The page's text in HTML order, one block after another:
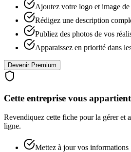
Ajoutez votre logo et image
Rédigez une description
Publiez des photos de vos
Apparaissez en priorité dans
Devenir Premium
Cette entreprise vous
Revendiquez cette fiche pour la gérer et
ligne.
Mettez à jour vos informations